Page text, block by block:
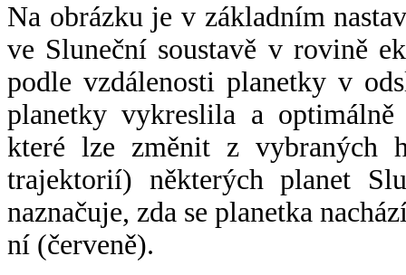
Na obrázku je v základním
ve Sluneční soustavě v rovině
podle vzdálenosti planetky v
planetky vykreslila a
které lze změnit z vybraných
trajektorií) některých planet
naznačuje, zda se planetka
ní (červeně).